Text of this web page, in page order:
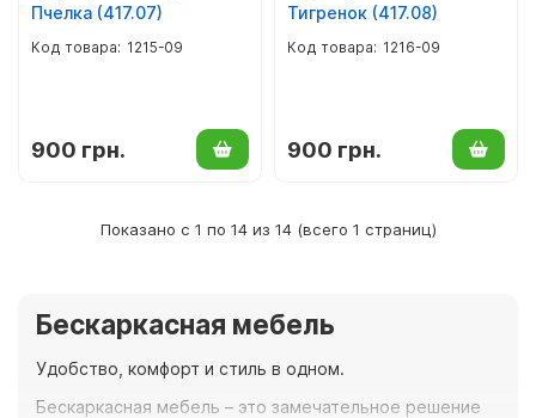
Пчелка (417.07)
1215-09
900 грн.
Тигренок (417.08)
1216-09
900 грн.
Показано с 1 по 14 из 14 (всего 1 страниц)
Бескаркасная мебель
Удобство, комфорт и стиль в одном.
Бескаркасная мебель – это замечательное решение